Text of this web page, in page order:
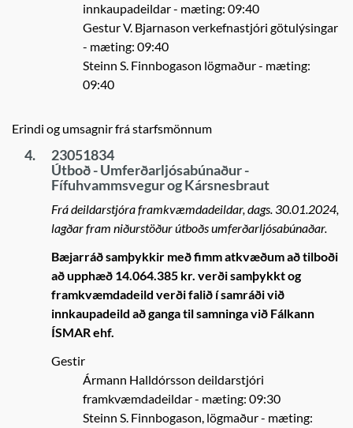
innkaupadeildar- mæting: 09:40
Gestur V. Bjarnason verkefnastjóri götulýsingar
- mæting: 09:40
Steinn S. Finnbogason lögmaður- mæting:
09:40
Erindi og umsagnir frá starfsmönnum
4.
23051834
Útboð - Umferðarljósabúnaður -
Fífuhvammsvegur og Kársnesbraut
Frá deildarstjóra framkvæmdadeildar, dags. 30.01.2024,
lagðar fram niðurstöður útboðs umferðarljósabúnaðar.
Bæjarráð samþykkir með fimm atkvæðum að tilboði
að upphæð 14.064.385 kr. verði samþykkt og
framkvæmdadeild verði falið í samráði við
innkaupadeild að ganga til samninga við Fálkann
ÍSMAR ehf.
Gestir
Ármann Halldórsson deildarstjóri
framkvæmdadeildar- mæting: 09:30
Steinn S. Finnbogason, lögmaður- mæting: